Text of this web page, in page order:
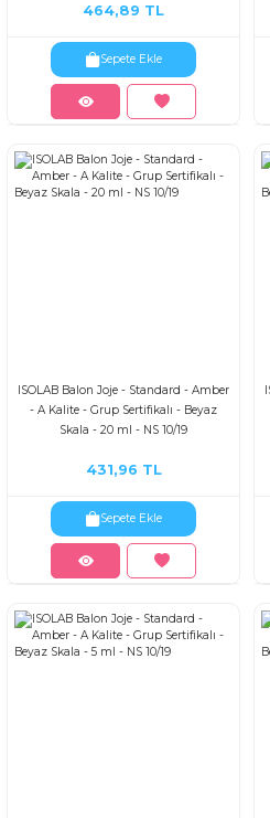
464,89 TL
Sepete Ekle
ISOLAB Balon Joje - Standard - Amber
- A Kalite - Grup Sertifikalı - Beyaz
Skala - 20 ml - NS 10/19
431,96 TL
Sepete Ekle